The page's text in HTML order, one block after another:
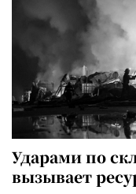
Ударами по
вызывает